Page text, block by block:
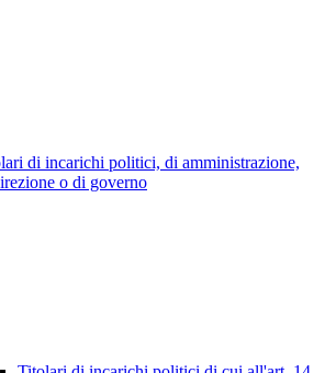
di incarichi politici, di amministrazione,
o di governo